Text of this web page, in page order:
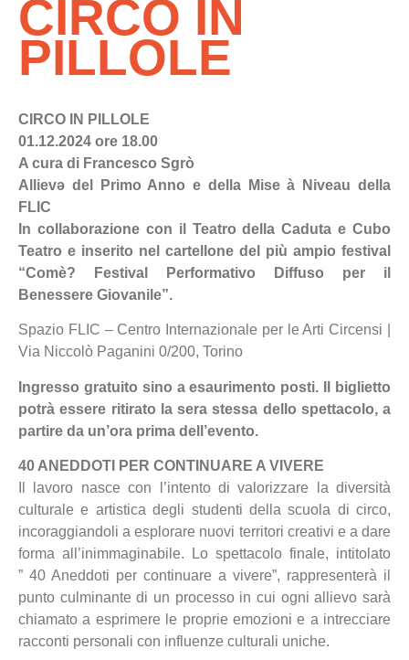
CIRCO IN
PILLOLE
CIRCO IN PILLOLE
01.12.2024 ore 18.00
A cura di Francesco Sgrò
Allievə del Primo Anno e della Mise à Niveau della
FLIC
In collaborazione con il Teatro della Caduta e Cubo
Teatro e inserito nel cartellone del più ampio festival
“Comè? Festival Performativo Diffuso per il
Benessere Giovanile”.
Spazio FLIC – Centro Internazionale per le Arti Circensi |
Via Niccolò Paganini 0/200, Torino
Ingresso gratuito sino a esaurimento posti. Il biglietto
potrà essere ritirato la sera stessa dello spettacolo, a
partire da un’ora prima dell’evento.
40 ANEDDOTI PER CONTINUARE A VIVERE
Il lavoro nasce con l’intento di valorizzare la diversità
culturale e artistica degli studenti della scuola di circo,
incoraggiandoli a esplorare nuovi territori creativi e a dare
forma all’inimmaginabile. Lo spettacolo finale, intitolato
” 40 Aneddoti per continuare a vivere”, rappresenterà il
punto culminante di un processo in cui ogni allievo sarà
chiamato a esprimere le proprie emozioni e a intrecciare
racconti personali con influenze culturali uniche.